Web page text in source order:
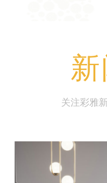
关注彩雅